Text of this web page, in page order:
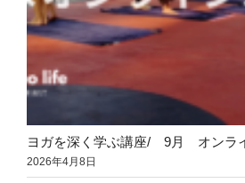
ヨガを深く学ぶ講座/ 9月 オンラ
2026年4月8日